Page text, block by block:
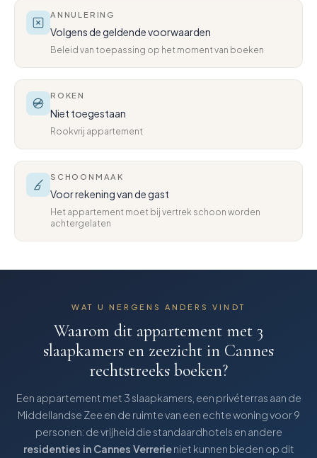
ANNULERING
Volgens de geldende voorwaarden
Beleid van toepassing op het moment van boeken
ROKEN
Niet toegestaan
Rookvrij appartement
SCHOONMAAK
Voor rekening van de gast
Het appartement moet bij vertrek schoon worden
achtergelaten
WAT U NERGENS ANDERS VINDT
Waarom dit appartement met 3
slaapkamers en zeezicht in Cannes
rechtstreeks boeken?
Een appartement met 3 slaapkamers, een privéterras aan de
Middellandse Zee en de ruimte van een echte woning voor 9
personen: de vrijheid die standaardhotels en andere
residenties in Cannes Verrerieniet kunnen bieden op dit